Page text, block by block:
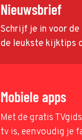
Nieuwsbrief
Schrijf je in voor
de leukste kijktips
Mobiele apps
Met de gratis
tv is, eenvoudig je